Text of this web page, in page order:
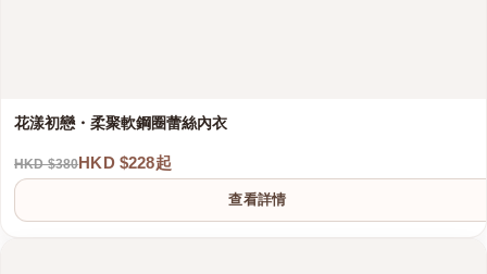
花漾初戀・柔聚軟鋼圈蕾絲內衣
HKD $380HKD $228起
查看詳情
港澳中文